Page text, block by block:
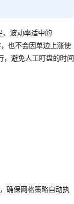
、波动率适中的
也不会因单边上涨使
，避免人工盯盘的时间
确保网格策略自动执